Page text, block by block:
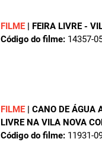
FILME | FEIRA LIVRE -
Código do filme: 14357-
FILME | CANO DE ÁGUA
LIVRE NA VILA NOVA
Código do filme: 11931-